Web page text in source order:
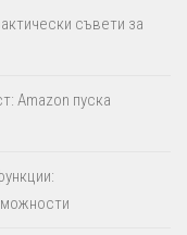
съвети за
Amazon пуска